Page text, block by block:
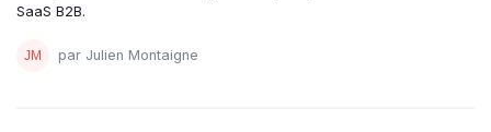
SaaS B2B.
par Julien Montaigne